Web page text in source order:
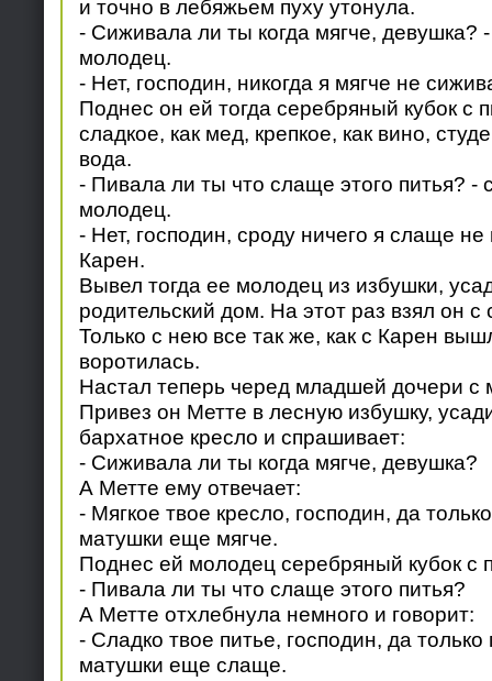
и точно в лебяжьем пуху утонула.
- Сиживала ли ты когда мягче, девушка?
молодец.
- Нет, господин, никогда я мягче не
Поднес он ей тогда серебряный кубок с
сладкое, как мед, крепкое, как вино,
вода.
- Пивала ли ты что слаще этого питья? -
молодец.
- Нет, господин, сроду ничего я слаще не
Карен.
Вывел тогда ее молодец из избушки,
родительский дом. На этот раз взял он
Только с нею все так же, как с Карен
воротилась.
Настал теперь черед младшей дочери с
Привез он Метте в лесную избушку,
бархатное кресло и спрашивает:
- Сиживала ли ты когда мягче, девушка?
А Метте ему отвечает:
- Мягкое твое кресло, господин, да
матушки еще мягче.
Поднес ей молодец серебряный кубок с
- Пивала ли ты что слаще этого питья?
А Метте отхлебнула немного и говорит:
- Сладко твое питье, господин, да
матушки еще слаще.